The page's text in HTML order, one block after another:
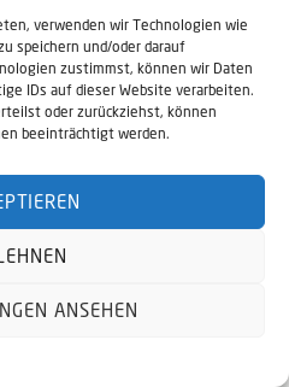
verwenden wir Technologien wie
speichern und/oder darauf
zustimmst, können wir Daten
IDs auf dieser Website verarbeiten.
oder zurückziehst, können
beeinträchtigt werden.
ANSEHEN
gegen Daniel. Rohrer bei